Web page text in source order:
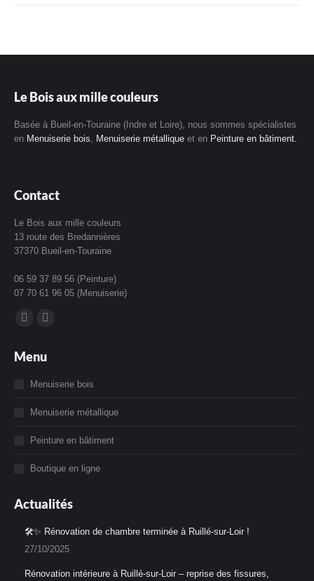
Le Bois aux mille couleurs
Basée à Bueil-en-Touraine (Indre et Loire), nous sommes spécialistes
en Menuiserie bois, Menuiserie métallique et en Peinture en bâtiment.
Contact
Le Bois aux mille couleurs
13 route des Bredannières
37370 Bueil-en-Touraine
06 59 37 89 56 (Peinture)
07 70 61 96 05 (Menuiserie)
Trouvez nous sur :
Facebook
s'ouvre
une
nouvelle
Instagram
s'ouvre
une
nouvelle
Menu
Menuiserie bois
Menuiserie métallique
Peinture en bâtiment
Boutique en ligne
Actualités
🛠️✨ Rénovation de chambre terminée à Ruillé-sur-Loir !
27/10/2025
Rénovation intérieure à Ruillé-sur-Loir – reprise des fissures,